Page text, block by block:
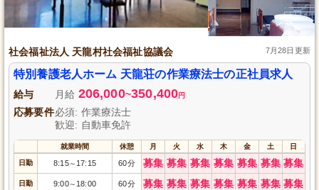
社会福祉法人 天龍村社会福祉協議会 7月28日更新
特別養護老人ホーム 天龍荘の作業療法士の正社員求人
給与 月給 206,000~350,400円
応募要件必須: 作業療法士
歓迎: 自動車免許
就業時間 休憩 月 火 水 木 金 土 日
日勤 8:15～ 17:15 60分 募集 募集 募集 募集 募集 募集 募集
日勤 9:00～ 18:00 60分 募集 募集 募集 募集 募集 募集 募集